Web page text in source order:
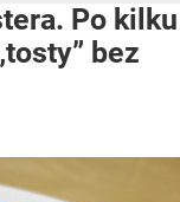
Po kilku
bez